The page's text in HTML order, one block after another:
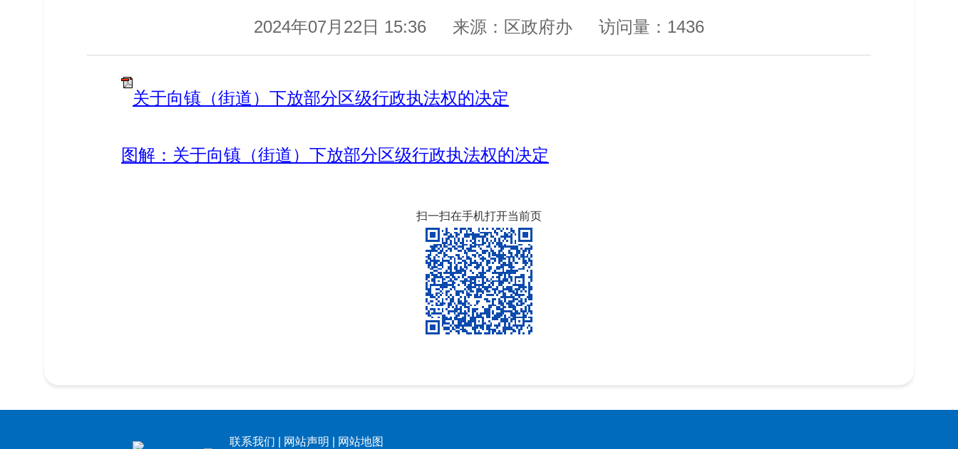
2024年07月22日 15:36 来源：区政府办 访问量： 1436
关于向镇（街道）下放部分区级行政执法权的决定
图解：关于向镇（街道）下放部分区级行政执法权的决定
扫一扫在手机打开当前页
联系我们 网站声明 网站地图